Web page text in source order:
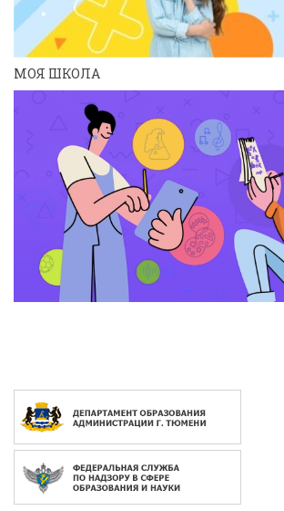
МОЯ ШКОЛА